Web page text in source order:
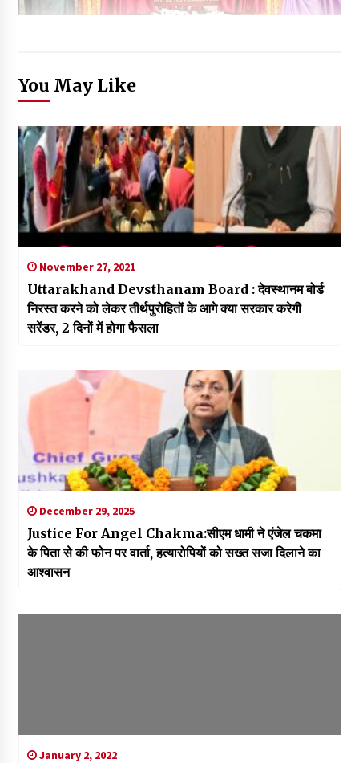
You May Like
November 27, 2021
Uttarakhand Devsthanam Board : देवस्थानम बोर्ड
निरस्त करने को लेकर तीर्थपुरोहितों के आगे क्या सरकार करेगी
सरेंडर, 2 दिनों में होगा फैसला
December 29, 2025
Justice For Angel Chakma:सीएम धामी ने एंजेल चकमा
के पिता से की फोन पर वार्ता, हत्यारोपियों को सख्त सजा दिलाने का
आश्वासन
January 2, 2022